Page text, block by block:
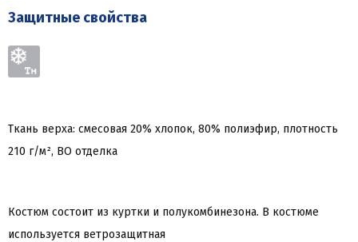
Защитные свойства
Ткань верха: смесовая 20% хлопок, 80% полиэфир, плотность
210 г/м², ВО отделка
Костюм состоит из куртки и полукомбинезона. В костюме
используется ветрозащитная